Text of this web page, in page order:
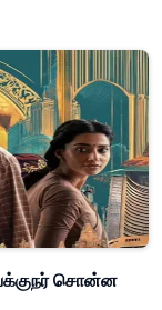
சொன்ன